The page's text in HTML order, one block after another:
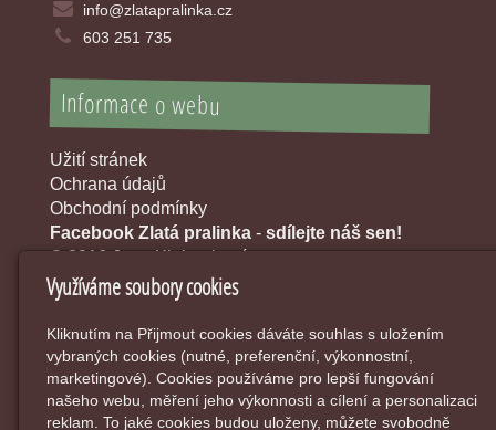
info@zlatapralinka.cz
603 251 735
Informace o webu
Užití stránek
Ochrana údajů
Obchodní podmínky
Facebook Zlatá pralinka - sdílejte náš sen!
© 2016 Jana Klobouková
Využíváme soubory cookies
Kliknutím na Přijmout cookies dáváte souhlas s uložením
vybraných cookies (nutné, preferenční, výkonnostní,
marketingové). Cookies používáme pro lepší fungování
našeho webu, měření jeho výkonnosti a cílení a personalizaci
reklam. To jaké cookies budou uloženy, můžete svobodně